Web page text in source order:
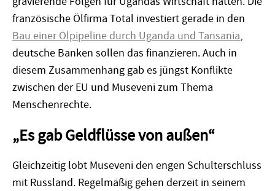
französische Ölfirma Total investiert gerade in den
Bau einer Ölpipeline durch Uganda und Tansania,
deutsche Banken sollen das finanzieren. Auch in
diesem Zusammenhang gab es jüngst Konflikte
zwischen der EU und Museveni zum Thema
Menschenrechte.
„Es gab Geldflüsse von außen“
Gleichzeitig lobt Museveni den engen Schulterschluss
mit Russland. Regelmäßig gehen derzeit in seinem